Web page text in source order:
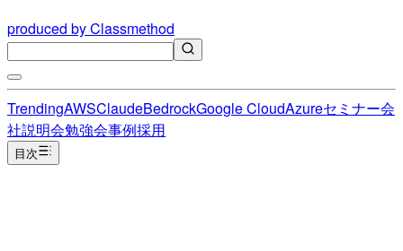
produced by Classmethod
TrendingAWSClaudeBedrockGoogle CloudAzureセミナー会
社説明会勉強会事例採用
目次